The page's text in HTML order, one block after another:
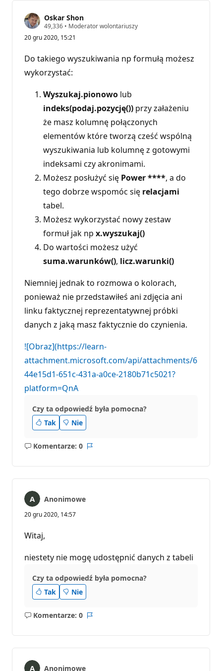
Oskar Shon
49,336 P
n
y
r
e
u
t
a
j
• Moderator wolontariuszy
20 gru 2020, 15:21
Do takiego wyszukiwania np formułą możesz
wykorzystać:
Wyszukaj.pionowo lub
indeks(podaj.pozycję()) przy załażeniu
że masz kolumnę połączonych
elementów które tworzą cześć wspólną
wyszukiwania lub kolumnę z gotowymi
indeksami czy akronimami.
Możesz posłużyć się Power ****, a do
tego dobrze wspomóc się relacjami
tabel.
Możesz wykorzystać nowy zestaw
formuł jak np x.wyszukaj()
Do wartości możesz użyć
suma.warunków(), licz.warunki()
Niemniej jednak to rozmowa o kolorach,
ponieważ nie przedstawiłeś ani zdjęcia ani
linku faktycznej reprezentatywnej próbki
danych z jaką masz faktycznie do czynienia.
![Obraz](https://learn-
attachment.microsoft.com/api/attachments/6
44e15d1-651c-431a-a0ce-2180b71c5021?
platform=QnA
Czy ta odpowiedź była pomocna?
Tak
Nie
Komentarze: 0
Brak
Anonimowe
20 gru 2020, 14:57
Witaj,
niestety nie mogę udostępnić danych z tabeli
Czy ta odpowiedź była pomocna?
Tak
Nie
Komentarze: 0
Brak
Anonimowe